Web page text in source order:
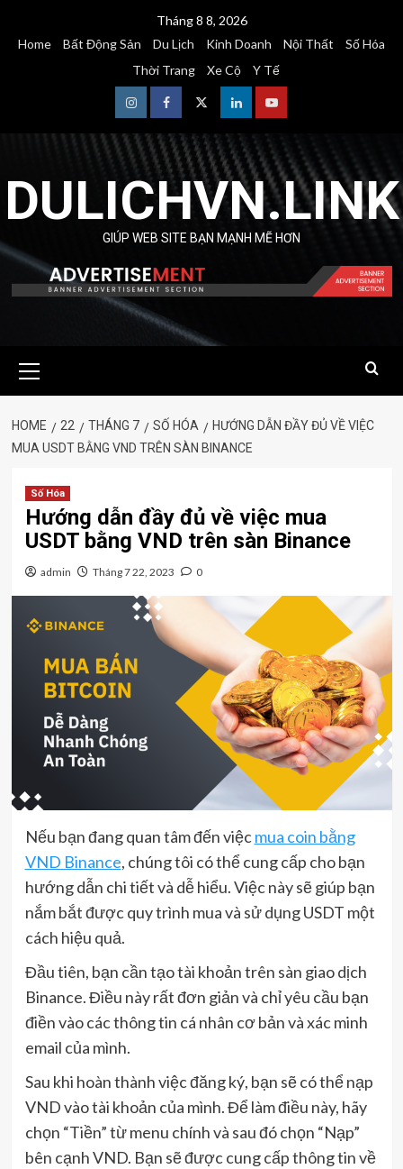
Tháng 8 8, 2026
Home
Bất Động Sản Du Lịch Kinh Doanh Nội Thất
Số Hóa
Thời Trang
Xe Cộ Y Tế
InstagramFacebookTwitterLinkedinYoutube
DULICHVN.LINK
GIÚP WEB SITE BẠN MẠNH MẼ HƠN
Menu
HOME 22 THÁNG 7 SỐ HÓA
HƯỚNG DẪN ĐẦY ĐỦ VỀ VIỆC
MUA USDT BẰNG VND TRÊN SÀN BINANCE
Số Hóa
Hướng dẫn đầy đủ về việc mua
USDT bằng VND trên sàn Binance
admin Tháng 7 22, 2023 0
Nếu bạn đang quan tâm đến việcmua coin bằng
VND Binance, chúng tôi có thể cung cấp cho bạn
hướng dẫn chi tiết và dễ hiểu. Việc này sẽ giúp bạn
nắm bắt được quy trình mua và sử dụng USDT một
cách hiệu quả.
Đầu tiên, bạn cần tạo tài khoản trên sàn giao dịch
Binance. Điều này rất đơn giản và chỉ yêu cầu bạn
điền vào các thông tin cá nhân cơ bản và xác minh
email của mình.
Sau khi hoàn thành việc đăng ký, bạn sẽ có thể nạp
VND vào tài khoản của mình. Để làm điều này, hãy
chọn “Tiền” từ menu chính và sau đó chọn “Nạp”
bên cạnh VND. Bạn sẽ được cung cấp thông tin về